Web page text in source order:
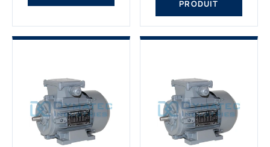
nombreuses années....
PRODUIT